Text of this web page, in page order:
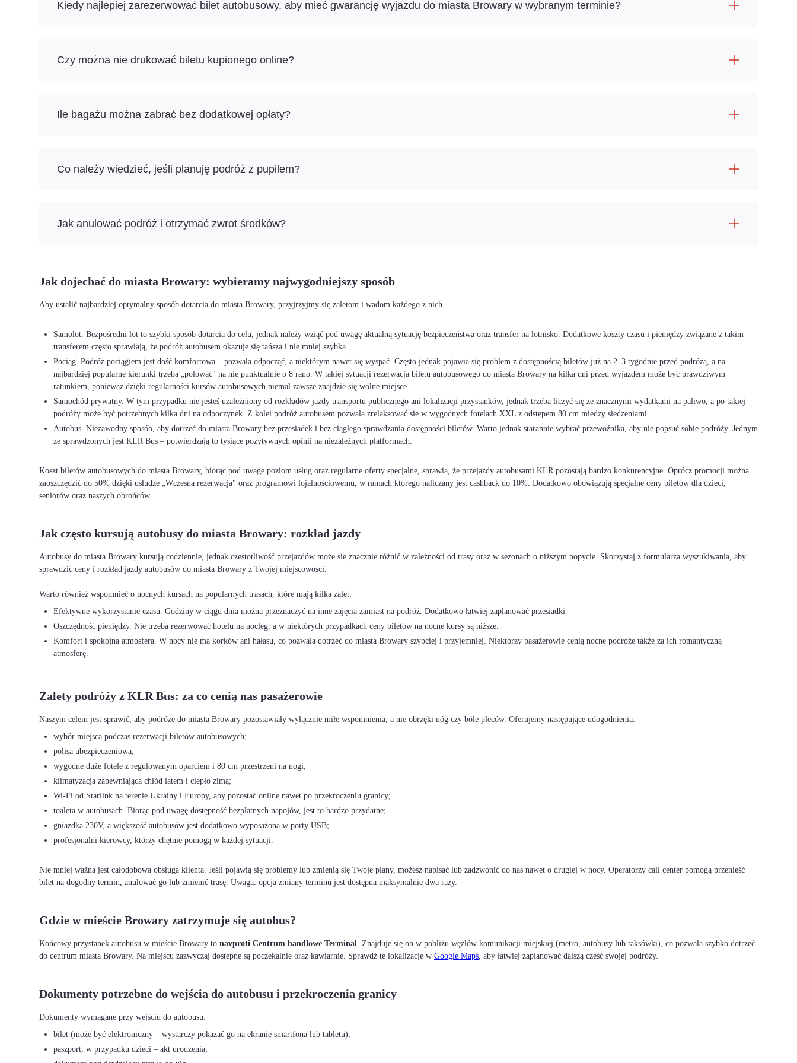
Kiedy najlepiej zarezerwować bilet autobusowy, aby mieć gwarancję wyjazdu do miasta Browary w wybranym terminie?
Czy można nie drukować biletu kupionego online?
Ile bagażu można zabrać bez dodatkowej opłaty?
Co należy wiedzieć, jeśli planuję podróż z pupilem?
Jak anulować podróż i otrzymać zwrot środków?
Jak dojechać do miasta Browary: wybieramy najwygodniejszy sposób
Aby ustalić najbardziej optymalny sposób dotarcia do miasta Browary, przyjrzyjmy się zaletom i wadom każdego z nich.
Samolot. Bezpośredni lot to szybki sposób dotarcia do celu, jednak należy wziąć pod uwagę aktualną sytuację bezpieczeństwa oraz transfer na lotnisko. Dodatkowe koszty czasu i pieniędzy związane z takim
transferem często sprawiają, że podróż autobusem okazuje się tańsza i nie mniej szybka.
Pociąg. Podróż pociągiem jest dość komfortowa – pozwala odpocząć, a niektórym nawet się wyspać. Często jednak pojawia się problem z dostępnością biletów już na 2–3 tygodnie przed podróżą, a na
najbardziej popularne kierunki trzeba „polować" na nie punktualnie o 8 rano. W takiej sytuacji rezerwacja biletu autobusowego do miasta Browary na kilka dni przed wyjazdem może być prawdziwym
ratunkiem, ponieważ dzięki regularności kursów autobusowych niemal zawsze znajdzie się wolne miejsce.
Samochód prywatny. W tym przypadku nie jesteś uzależniony od rozkładów jazdy transportu publicznego ani lokalizacji przystanków, jednak trzeba liczyć się ze znacznymi wydatkami na paliwo, a po takiej
podróży może być potrzebnych kilka dni na odpoczynek. Z kolei podróż autobusem pozwala zrelaksować się w wygodnych fotelach XXL z odstępem 80 cm między siedzeniami.
Autobus. Niezawodny sposób, aby dotrzeć do miasta Browary bez przesiadek i bez ciągłego sprawdzania dostępności biletów. Warto jednak starannie wybrać przewoźnika, aby nie popsuć sobie podróży. Jednym
ze sprawdzonych jest KLR Bus – potwierdzają to tysiące pozytywnych opinii na niezależnych platformach.
Koszt biletów autobusowych do miasta Browary, biorąc pod uwagę poziom usług oraz regularne oferty specjalne, sprawia, że przejazdy autobusami KLR pozostają bardzo konkurencyjne. Oprócz promocji można
zaoszczędzić do 50% dzięki usłudze „Wczesna rezerwacja" oraz programowi lojalnościowemu, w ramach którego naliczany jest cashback do 10%. Dodatkowo obowiązują specjalne ceny biletów dla dzieci,
seniorów oraz naszych obrońców.
Jak często kursują autobusy do miasta Browary: rozkład jazdy
Autobusy do miasta Browary kursują codziennie, jednak częstotliwość przejazdów może się znacznie różnić w zależności od trasy oraz w sezonach o niższym popycie. Skorzystaj z formularza wyszukiwania, aby
sprawdzić ceny i rozkład jazdy autobusów do miasta Browary z Twojej miejscowości.
Efektywne wykorzystanie czasu. Godziny w ciągu dnia można przeznaczyć na inne zajęcia zamiast na podróż. Dodatkowo łatwiej zaplanować przesiadki.
Oszczędność pieniędzy. Nie trzeba rezerwować hotelu na nocleg, a w niektórych przypadkach ceny biletów na nocne kursy są niższe.
Komfort i spokojna atmosfera. W nocy nie ma korków ani hałasu, co pozwala dotrzeć do miasta Browary szybciej i przyjemniej. Niektórzy pasażerowie cenią nocne podróże także za ich romantyczną
atmosferę.
Zalety podróży z KLR Bus: za co cenią nas pasażerowie
wybór miejsca podczas rezerwacji biletów autobusowych;
polisa ubezpieczeniowa;
wygodne duże fotele z regulowanym oparciem i 80 cm przestrzeni na nogi;
klimatyzacja zapewniająca chłód latem i ciepło zimą;
Wi-Fi od Starlink na terenie Ukrainy i Europy, aby pozostać online nawet po przekroczeniu granicy;
toaleta w autobusach. Biorąc pod uwagę dostępność bezpłatnych napojów, jest to bardzo przydatne;
gniazdka 230V, a większość autobusów jest dodatkowo wyposażona w porty USB;
profesjonalni kierowcy, którzy chętnie pomogą w każdej sytuacji.
Nie mniej ważna jest całodobowa obsługa klienta. Jeśli pojawią się problemy lub zmienią się Twoje plany, możesz napisać lub zadzwonić do nas nawet o drugiej w nocy. Operatorzy call center pomogą przenieść
bilet na dogodny termin, anulować go lub zmienić trasę. Uwaga: opcja zmiany terminu jest dostępna maksymalnie dwa razy.
Gdzie w mieście Browary zatrzymuje się autobus?
Końcowy przystanek autobusu w mieście Browary to navproti Centrum handlowe Terminal. Znajduje się on w pobliżu węzłów komunikacji miejskiej (metro, autobusy lub taksówki), co pozwala szybko dotrzeć
do centrum miasta Browary. Na miejscu zazwyczaj dostępne są poczekalnie oraz kawiarnie. Sprawdź tę lokalizację w Google Maps, aby łatwiej zaplanować dalszą część swojej podróży.
Dokumenty potrzebne do wejścia do autobusu i przekroczenia granicy
bilet (może być elektroniczny – wystarczy pokazać go na ekranie smartfona lub tabletu);
paszport; w przypadku dzieci – akt urodzenia;